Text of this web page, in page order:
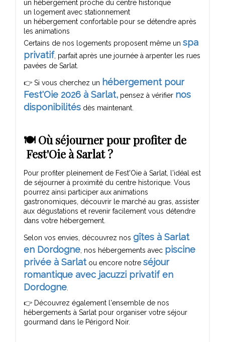
un hébergement proche du centre historique
un logement avec stationnement
un hébergement confortable pour se détendre après
les animations
Certains de nos logements proposent même un spa
privatif , parfait après une journée à arpenter les rues
pavées de Sarlat.
👉 Si vous cherchez un hébergement pour
Fest'Oie 2026 à Sarlat, pensez à vérifier nos
disponibilités dès maintenant.
🍽️ Où séjourner pour profiter de
Fest'Oie à Sarlat ?
Pour profiter pleinement de Fest'Oie à Sarlat, l'idéal est
de séjourner à proximité du centre historique. Vous
pourrez ainsi participer aux animations
gastronomiques, découvrir le marché au gras, assister
aux dégustations et revenir facilement vous détendre
dans votre hébergement.
Selon vos envies, découvrez nos gîtes à Sarlat
en Dordogne , nos hébergements avec piscine
privée à Sarlatou encore notre séjour
romantique avec jacuzzi privatif en
Dordogne
👉 Découvrez également l'ensemble de nos
hébergements à Sarlat pour organiser votre séjour
gourmand dans le Périgord Noir.